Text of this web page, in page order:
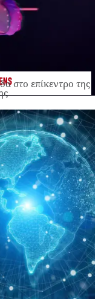
στο επίκεντρο της